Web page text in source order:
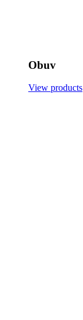
Obuv
View products